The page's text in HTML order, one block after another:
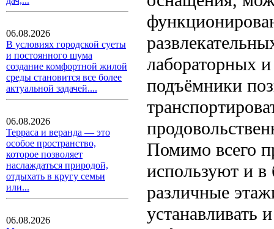
06.08.2026
В условиях городской суеты
и постоянного шума
создание комфортной жилой
среды становится все более
актуальной задачей....
06.08.2026
Терраса и веранда — это
особое пространство,
которое позволяет
наслаждаться природой,
отдыхать в кругу семьи
или...
06.08.2026
лабораторных
подъёмники
Помимо всего
используют и
различные
устанавливать